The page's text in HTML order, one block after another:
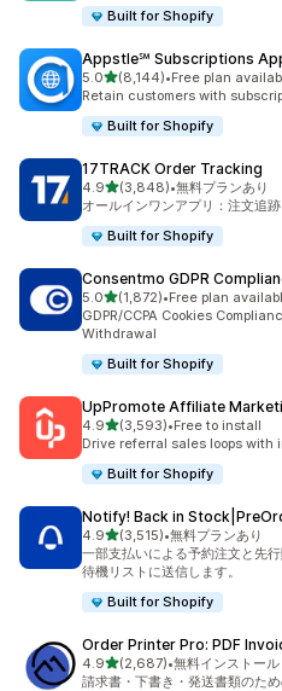
Built for Shopify
Appstle℠ Subscriptions
5.05つ星中
(8,144)
合計レビュー数：8144件
•Free plan
Retain customers with
Built for Shopify
17TRACK Order Tracking
4.95つ星中
(3,848)
合計レビュー数：3848件
•無料プランあり
オールインワンアプリ：注文追
Built for Shopify
Consentmo GDPR
5.05つ星中
(1,872)
合計レビュー数：1872件
•Free plan
GDPR/CCPA Cookies
Withdrawal
Built for Shopify
UpPromote Affiliate
4.95つ星中
(3,593)
合計レビュー数：3593件
•Free to install
Drive referral sales loops
Built for Shopify
Notify! Back in
4.95つ星中
(3,515)
合計レビュー数：3515件
•無料プランあり
一部支払いによる予約注文と先
待機リストに送信します。
Built for Shopify
Order Printer Pro: PDF
4.95つ星中
(2,687)
合計レビュー数：2687件
•無料インストール
請求書・下書き・発送書類のた